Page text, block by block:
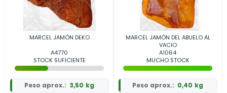
MARCEL JAMÓN DEKO
A4770
STOCK SUFICIENTE
Peso aprox.: 3,50 kg
MARCEL JAMÓN DEL ABUELO AL
VACIO
A1064
MUCHO STOCK
Peso aprox.: 0,40 kg